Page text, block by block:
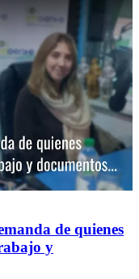
de Liberado: Mayor
de quienes
y